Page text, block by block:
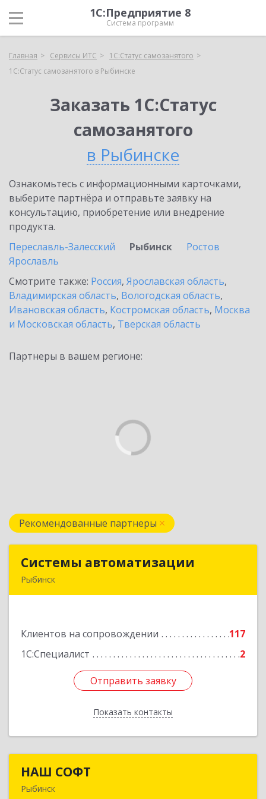
1С:Предприятие 8
Система программ
Главная Сервисы ИТС
1С:Статус самозанятого
1С:Статус самозанятого в Рыбинске
Заказать 1С:Статус
самозанятого
в Рыбинске
Ознакомьтесь с информационными карточками,
выберите партнёра и отправьте заявку на
консультацию, приобретение или внедрение
продукта.
Переславль-Залесский
Рыбинск
Ростов
Ярославль
Смотрите также: Россия, Ярославская область,
Владимирская область, Вологодская область,
Ивановская область, Костромская область, Москва
и Московская область, Тверская область
Партнеры в вашем регионе:
Рекомендованные партнеры
Системы автоматизации
Рыбинск
Клиентов на сопровождении
117
1С:Специалист
2
Отправить заявку
Показать контакты
Системы автоматизации
Подробнее
Отправить заявку
Назад
НАШ СОФТ
Рыбинск